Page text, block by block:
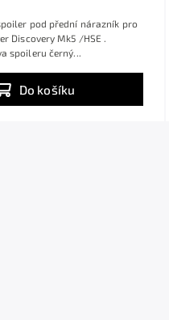
Do košíku
pod přední nárazník pro
Discovery Mk5 /HSE .
spoileru černý...